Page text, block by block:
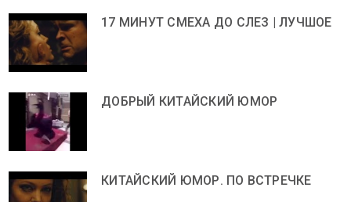
17 МИНУТ СМЕХА ДО СЛЕЗ | ЛУЧШОЕ
ДОБРЫЙ КИТАЙСКИЙ ЮМОР
КИТАЙСКИЙ ЮМОР. ПО ВСТРЕЧКЕ